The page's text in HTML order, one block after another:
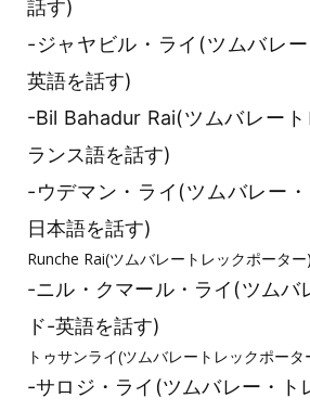
話す)
-ジャヤビル・ライ(ツムバレ
英語を話す)
-Bil Bahadur Rai(ツムバレー
ランス語を話す)
-ウデマン・ライ(ツムバレー
日本語を話す)
Runche Rai(ツムバレートレックポーター)
-ニル・クマール・ライ(ツムバ
ド-英語を話す)
トゥサンライ(ツムバレートレックポータ
-サロジ・ライ(ツムバレー・ト